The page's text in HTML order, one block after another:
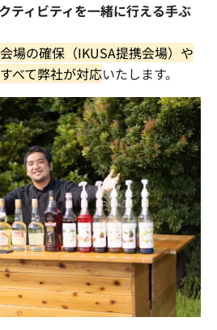
ティビティを一緒に行える手ぶ
場の確保（IKUSA提携会場）や
べて弊社が対応いたします。